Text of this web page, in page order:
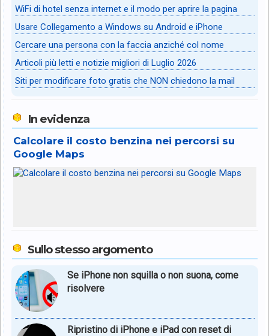
WiFi di hotel senza internet e il modo per aprire la pagina
Usare Collegamento a Windows su Android e iPhone
Cercare una persona con la faccia anziché col nome
Articoli più letti e notizie migliori di Luglio 2026
Siti per modificare foto gratis che NON chiedono la mail
In evidenza
Calcolare il costo benzina nei percorsi su
Google Maps
Sullo stesso argomento
Se iPhone non squilla o non suona, come
risolvere
Ripristino di iPhone e iPad con reset di